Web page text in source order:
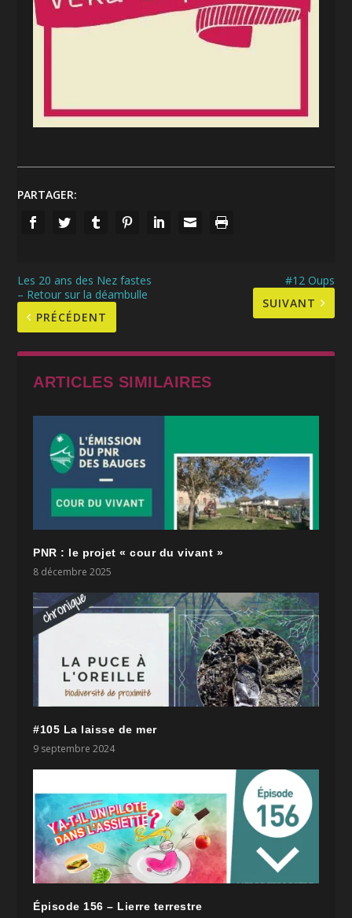
PARTAGER:
Les 20 ans des Nez fastes
– Retour sur la déambulle
PRÉCÉDENT
#12 Oups
SUIVANT
ARTICLES SIMILAIRES
PNR : le projet « cour du vivant »
8 décembre 2025
#105 La laisse de mer
9 septembre 2024
Épisode 156 – Lierre terrestre